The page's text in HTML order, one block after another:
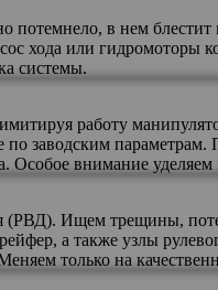
потемнело, в нем
хода или гидромоторы
системы.
работу
заводским
внимание уделяем
(РВД). Ищем трещины,
а также узлы
только на